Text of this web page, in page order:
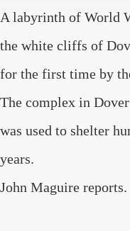
A labyrinth of World
the white cliffs of
for the first time by
The complex in
was used to shelter
years.
John Maguire reports.